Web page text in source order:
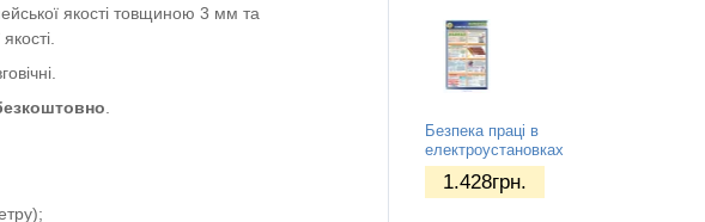
якості товщиною 3 мм та
.
Безпека праці в
електроустановках
1.428грн.